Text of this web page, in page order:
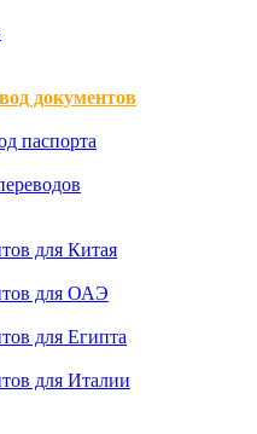
документов
паспорта
для Китая
для ОАЭ
для Египта
для Италии